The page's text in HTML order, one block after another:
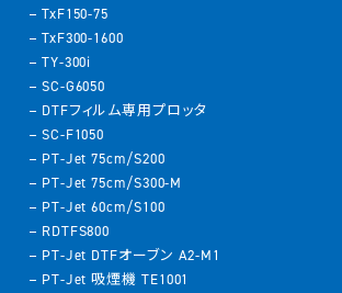
TxF150-75
TxF300-1600
TY-300i
SC-G6050
DTFフィルム専用プロッタ
SC-F1050
PT-Jet 75cm/S200
PT-Jet 75cm/S300-M
PT-Jet 60cm/S100
RDTFS800
PT-Jet DTFオーブン A2-M1
PT-Jet 吸煙機 TE1001